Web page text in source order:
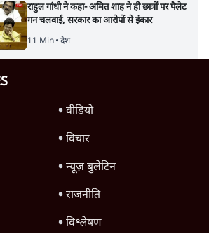
राहुल गांधी ने कहा- अमित शाह ने ही छात्रों पर पैलेट
गन चलवाई, सरकार का आरोपों से इंकार
11 Min• देश
वीडियो
विचार
न्यूज़ बुलेटिन
राजनीति
विश्लेषण